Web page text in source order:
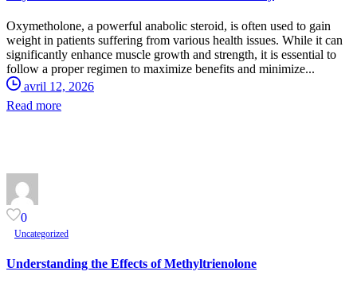
Oxymetholone, a powerful anabolic steroid, is often used to gain
weight in patients suffering from various health issues. While it can
significantly enhance muscle growth and strength, it is essential to
follow a proper regimen to maximize benefits and minimize...
avril 12, 2026
Read more
0
Uncategorized
Understanding the Effects of Methyltrienolone